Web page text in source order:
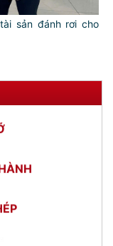
sản đánh rơi cho